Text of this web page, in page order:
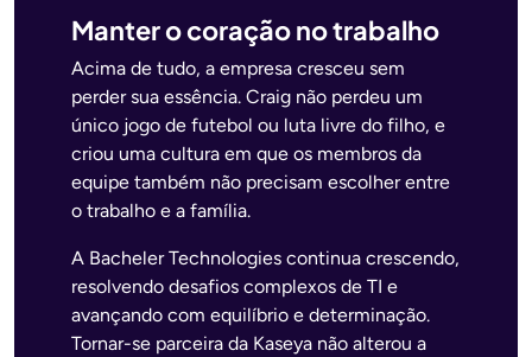
Manter o coração no trabalho
Acima de tudo, a empresa cresceu sem
perder sua essência. Craig não perdeu um
único jogo de futebol ou luta livre do filho, e
criou uma cultura em que os membros da
equipe também não precisam escolher entre
o trabalho e a família.
A Bacheler Technologies continua crescendo,
resolvendo desafios complexos de TI e
avançando com equilíbrio e determinação.
Tornar-se parceira da Kaseya não alterou a